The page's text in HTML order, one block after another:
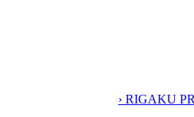
› RIGAKU